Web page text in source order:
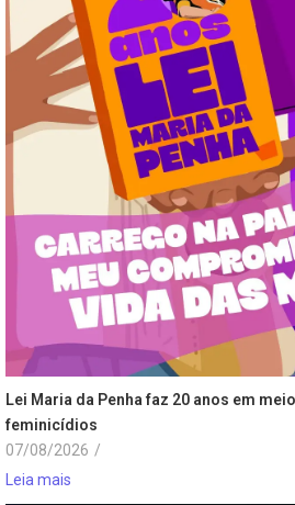
Lei Maria da Penha faz 20 anos em
feminicídios
07/08/2026 /
Leia mais